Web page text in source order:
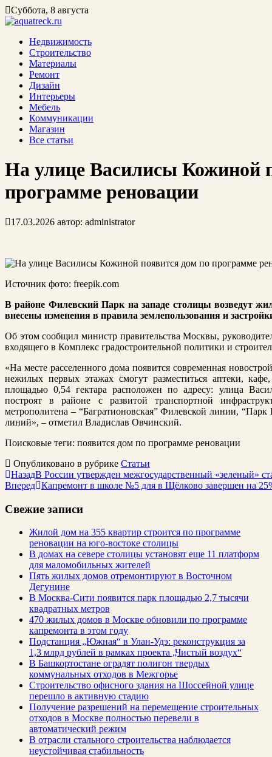
Суббота, 8 августа
Недвижимость
Строительство
Материалы
Ремонт
Дизайн
Интерьеры
Мебель
Коммуникации
Магазин
Все статьи
На улице Василисы Кожиной
программе реновации
17.03.2026 автор: administrator
Источник фото: freepik.com
В районе Филевский Парк на западе столицы возведут
внесены изменения в правила землепользования и
Об этом сообщил министр правительства Москвы,
входящего в Комплекс градостроительной политики и
«На месте расселенного дома появится современная
нежилых первых этажах смогут разместиться аптеки,
площадью 0,54 гектара расположен по адресу: улица
построят в районе с развитой транспортной
метрополитена – “Багратионовская” Филевской линии,
линий», – отметил Владислав Овчинский.
Поисковые теги: появится дом по программе реновации
Опубликовано в рубрике Статьи
НазадВ России утвержден межгосударственный «зеленый»
Вперед Капремонт в школе №5 для в Щёлково завершен на
Свежие записи
Жилой дом на 355 квартир строится по программе
реновации на юго-востоке столицы
В домах на севере столицы установят еще 11 платформ
для маломобильных жителей
Пять жилых домов отремонтируют в Восточном
Дегунине
В Москва-Сити появится парк площадью 2,7 тысячи
квадратных метров
470 жилых домов в Москве обновили по программе
капремонта в этом году
Подстанция „Южная“ в Улан‑Удэ: реконструкция за
1,3 млрд рублей в рамках проекта „Чистый воздух“
В Башкортостане оградят полигон твердых
коммунальных отходов в Межгорье
Строительство офисного здания на Шоссейной улице
перешло в активную стадию
Получение разрешений на перемещение строительных
отходов в Москве полностью перевели в
автоматический режим
В отрасли стального строительства наблюдается
неустойчивая стабильность